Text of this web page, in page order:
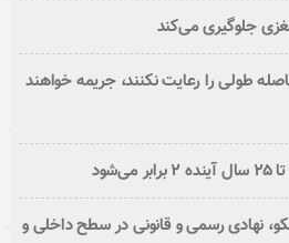
جلوگیری می‌کند
طولی را رعایت نکنند، جریمه خواهند
نهادی رسمی و قانونی در سطح داخلی و